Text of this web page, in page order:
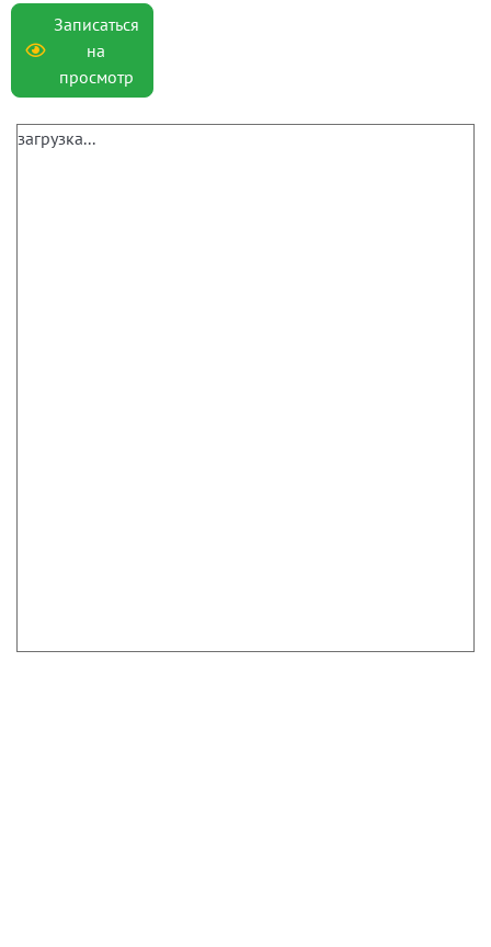
Записаться
на
просмотр
загрузка...